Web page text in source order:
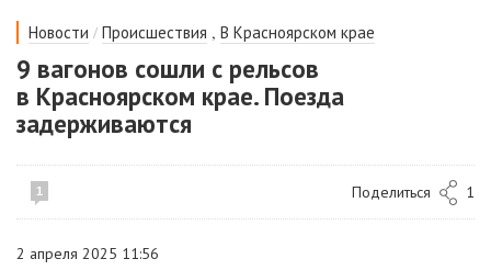
Новости / Происшествия , В Красноярском крае
9 вагонов сошли с рельсов
в Красноярском крае. Поезда
задерживаются
1 Поделиться 1
2 апреля 2025 11:56